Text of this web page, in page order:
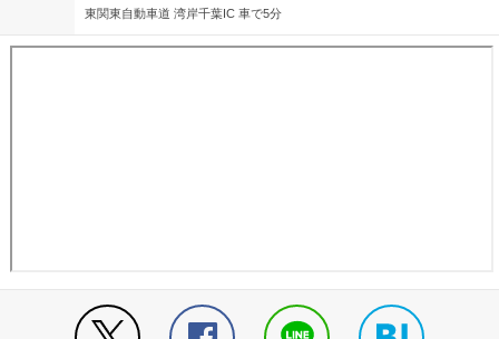
東関東自動車道 湾岸千葉IC 車で5分